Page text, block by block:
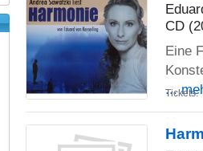
CD
Eine
...
Tickets: